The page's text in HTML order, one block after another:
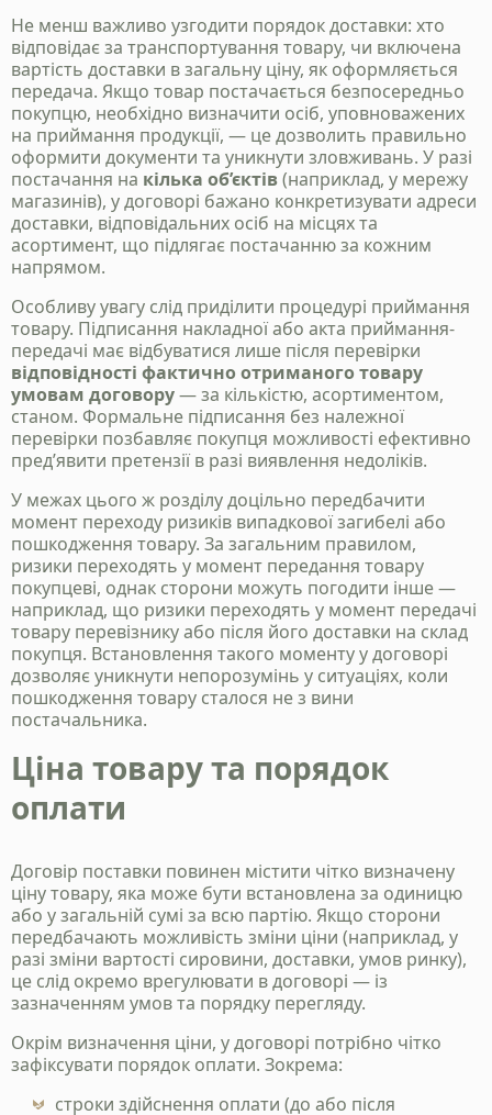
Не менш важливо узгодити порядок доставки: хто
відповідає за транспортування товару, чи включена
вартість доставки в загальну ціну, як оформляється
передача. Якщо товар постачається безпосередньо
покупцю, необхідно визначити осіб, уповноважених
на приймання продукції, — це дозволить правильно
оформити документи та уникнути зловживань. У разі
постачання на кілька об’єктів(наприклад, у мережу
магазинів), у договорі бажано конкретизувати адреси
доставки, відповідальних осіб на місцях та
асортимент, що підлягає постачанню за кожним
напрямом.
Особливу увагу слід приділити процедурі приймання
товару. Підписання накладної або акта приймання-
передачі має відбуватися лише після перевірки
відповідності фактично отриманого товару
умовам договору— за кількістю, асортиментом,
станом. Формальне підписання без належної
перевірки позбавляє покупця можливості ефективно
пред’явити претензії в разі виявлення недоліків.
У межах цього ж розділу доцільно передбачити
момент переходу ризиків випадкової загибелі або
пошкодження товару. За загальним правилом,
ризики переходять у момент передання товару
покупцеві, однак сторони можуть погодити інше —
наприклад, що ризики переходять у момент передачі
товару перевізнику або після його доставки на склад
покупця. Встановлення такого моменту у договорі
дозволяє уникнути непорозумінь у ситуаціях, коли
пошкодження товару сталося не з вини
постачальника.
Ціна товару та порядок
оплати
Договір поставки повинен містити чітко визначену
ціну товару, яка може бути встановлена за одиницю
або у загальній сумі за всю партію. Якщо сторони
передбачають можливість зміни ціни (наприклад, у
разі зміни вартості сировини, доставки, умов ринку),
це слід окремо врегулювати в договорі — із
зазначенням умов та порядку перегляду.
Окрім визначення ціни, у договорі потрібно чітко
зафіксувати порядок оплати. Зокрема:
строки здійснення оплати (до або після